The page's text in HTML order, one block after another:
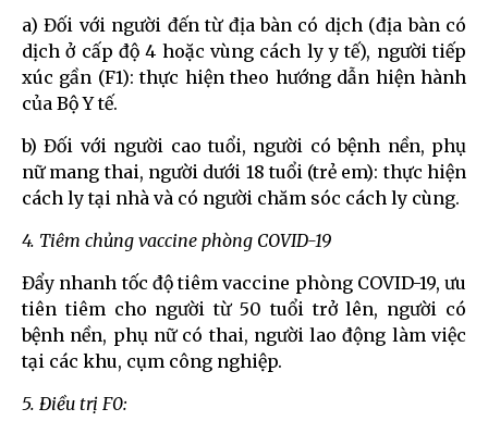
a) Đối với người đến từ địa bàn có dịch (địa bàn có
dịch ở cấp độ 4 hoặc vùng cách ly y tế), người tiếp
xúc gần (F1): thực hiện theo hướng dẫn hiện hành
của Bộ Y tế.
b) Đối với người cao tuổi, người có bệnh nền, phụ
nữ mang thai, người dưới 18 tuổi (trẻ em): thực hiện
cách ly tại nhà và có người chăm sóc cách ly cùng.
4. Tiêm chủng vaccine phòng COVID-19
Đẩy nhanh tốc độ tiêm vaccine phòng COVID-19, ưu
tiên tiêm cho người từ 50 tuổi trở lên, người có
bệnh nền, phụ nữ có thai, người lao động làm việc
tại các khu, cụm công nghiệp.
5. Điều trị F0: